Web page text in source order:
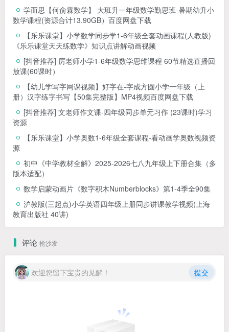
学而思【何俞霖数学】 大班升一年级数学勤思班-暑期幼升小
数学课程(资源合计13.90GB）百度网盘下载
【乐乐课堂】小学数学同步学1-6年级全套动画课程(人教版)
《乐乐课堂天天练数学》知识点讲解动画视频
[抖音推荐] 厉老师小学1-6年级数学思维课程 60节精选直播回
放课(60课时）
【幼儿学写字网课视频】好字在-字成方圆小学一年级（上
册）汉字练字书写【50集完整版】MP4视频百度网盘下载
[抖音推荐] 文老师作文课-四年级同步单元习作 (23课时)学习
资源
【乐乐课堂】小学奥数1-6年级全套课程-看动画学奥数视频资
源
初中《中学教材全解》2025-2026七八九年级上下册合集（多
版本适配）
数学启蒙动画片《数字积木Numberblocks》第1-4季全90集
沪教版(三起点)小学英语四年级上册同步讲课教学视频(上海
教育出版社 40讲)
评论 抢沙发
欢迎您留下宝贵的见解！ 提交